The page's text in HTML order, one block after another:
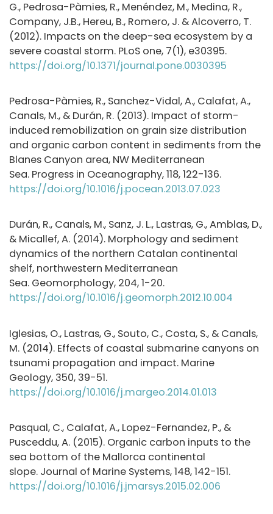
G., Pedrosa-Pàmies, R., Menéndez, M., Medina, R.,
Company, J.B., Hereu, B., Romero, J. & Alcoverro, T.
(2012). Impacts on the deep-sea ecosystem by a
severe coastal storm. PLoS one, 7(1), e30395.
https://doi.org/10.1371/journal.pone.0030395
Pedrosa-Pàmies, R., Sanchez-Vidal, A., Calafat, A.,
Canals, M., & Durán, R. (2013). Impact of storm-
induced remobilization on grain size distribution
and organic carbon content in sediments from the
Blanes Canyon area, NW Mediterranean
Sea. Progress in Oceanography, 118, 122-136.
https://doi.org/10.1016/j.pocean.2013.07.023
Durán, R., Canals, M., Sanz, J. L., Lastras, G., Amblas, D.,
& Micallef, A. (2014). Morphology and sediment
dynamics of the northern Catalan continental
shelf, northwestern Mediterranean
Sea. Geomorphology, 204, 1-20.
https://doi.org/10.1016/j.geomorph.2012.10.004
Iglesias, O., Lastras, G., Souto, C., Costa, S., & Canals,
M. (2014). Effects of coastal submarine canyons on
tsunami propagation and impact. Marine
Geology, 350, 39-51.
https://doi.org/10.1016/j.margeo.2014.01.013
Pasqual, C., Calafat, A., Lopez-Fernandez, P., &
Pusceddu, A. (2015). Organic carbon inputs to the
sea bottom of the Mallorca continental
slope. Journal of Marine Systems, 148, 142-151.
https://doi.org/10.1016/j.jmarsys.2015.02.006